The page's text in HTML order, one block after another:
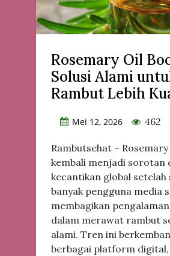
Rosemary Oil
Solusi Alami
Rambut Lebih
Mei 12, 2026 462
Rambutsehat –
kembali menjadi sorotan
kecantikan global setelah
banyak pengguna media
membagikan
dalam merawat rambut
alami. Tren ini
berbagai platform digital,